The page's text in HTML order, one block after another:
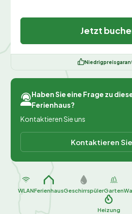
Jetzt
Haben Sie eine Frage zu
Ferienhaus?
Kontaktieren Sie uns
Kontaktieren
WLANFerienhausGeschirrspülerGarten
Heizung